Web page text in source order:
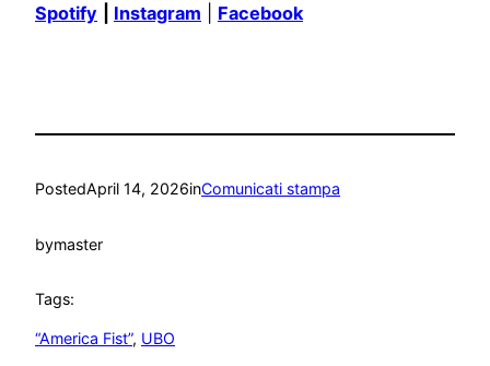
Spotify Instagram Facebook
PostedApril 14, 2026inComunicati stampa
bymaster
Tags:
“America Fist”, UBO